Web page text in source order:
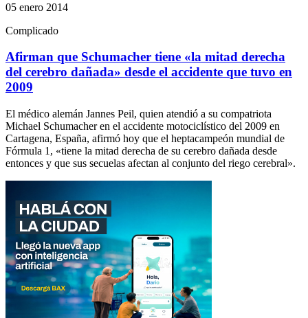
05 enero 2014
Complicado
Afirman que Schumacher tiene «la mitad derecha
del cerebro dañada» desde el accidente que tuvo en
2009
El médico alemán Jannes Peil, quien atendió a su compatriota
Michael Schumacher en el accidente motociclístico del 2009 en
Cartagena, España, afirmó hoy que el heptacampeón mundial de
Fórmula 1, «tiene la mitad derecha de su cerebro dañada desde
entonces y que sus secuelas afectan al conjunto del riego cerebral».